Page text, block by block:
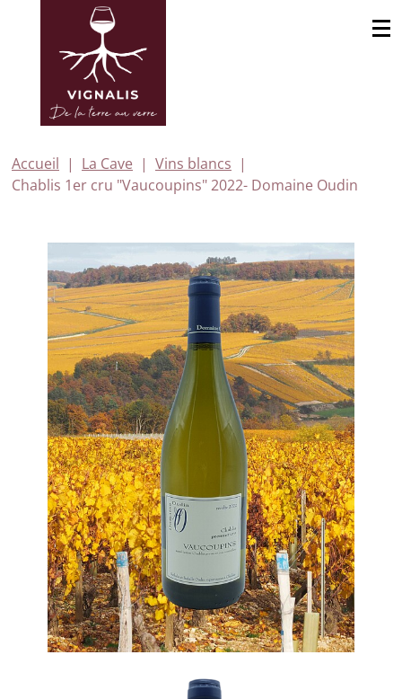
Accueil La Cave
Vins blancs
Chablis 1er cru "Vaucoupins" 2022- Domaine Oudin